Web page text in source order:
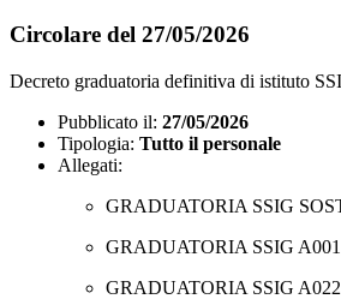
Circolare del 27/05/2026
Decreto graduatoria definitiva di istituto
Pubblicato il: 27/05/2026
Tipologia: Tutto il personale
Allegati:
GRADUATORIA SSIG
GRADUATORIA SSIG
GRADUATORIA SSIG